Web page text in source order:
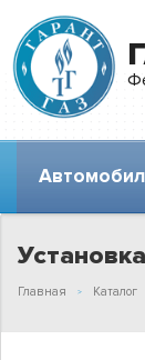
Главная Каталог